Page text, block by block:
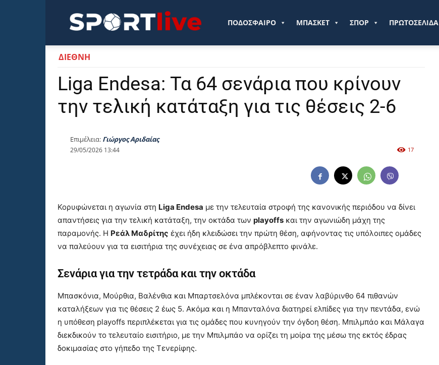
Sportlive.grΠΟΔΟΣΦΑΙΡΟ ΜΠΑΣΚΕΤ ΣΠΟΡ ΠΡΩΤΟΣΕΛΙΔΑ
ΔΙΕΘΝΗ
Liga Endesa: Τα 64 σενάρια που κρίνουν
την τελική κατάταξη για τις θέσεις 2-6
Επιμέλεια: Γιώργος Αριδαίας
29/05/2026 13:44 17
Κορυφώνεται η αγωνία στη Liga Endesa με την τελευταία στροφή της κανονικής περιόδου να δίνει
απαντήσεις για την τελική κατάταξη, την οκτάδα των playoffs και την αγωνιώδη μάχη της
παραμονής. Η Ρεάλ Μαδρίτης έχει ήδη κλειδώσει την πρώτη θέση, αφήνοντας τις υπόλοιπες ομάδες
να παλεύουν για τα εισιτήρια της συνέχειας σε ένα απρόβλεπτο φινάλε.
Σενάρια για την τετράδα και την οκτάδα
Μπασκόνια, Μούρθια, Βαλένθια και Μπαρτσελόνα μπλέκονται σε έναν λαβύρινθο 64 πιθανών
καταλήξεων για τις θέσεις 2 έως 5. Ακόμα και η Μπανταλόνα διατηρεί ελπίδες για την πεντάδα, ενώ
η υπόθεση playoffs περιπλέκεται για τις ομάδες που κυνηγούν την όγδοη θέση. Μπιλμπάο και Μάλαγα
διεκδικούν το τελευταίο εισιτήριο, με την Μπιλμπάο να ορίζει τη μοίρα της μέσω της εκτός έδρας
δοκιμασίας στο γήπεδο της Τενερίφης.